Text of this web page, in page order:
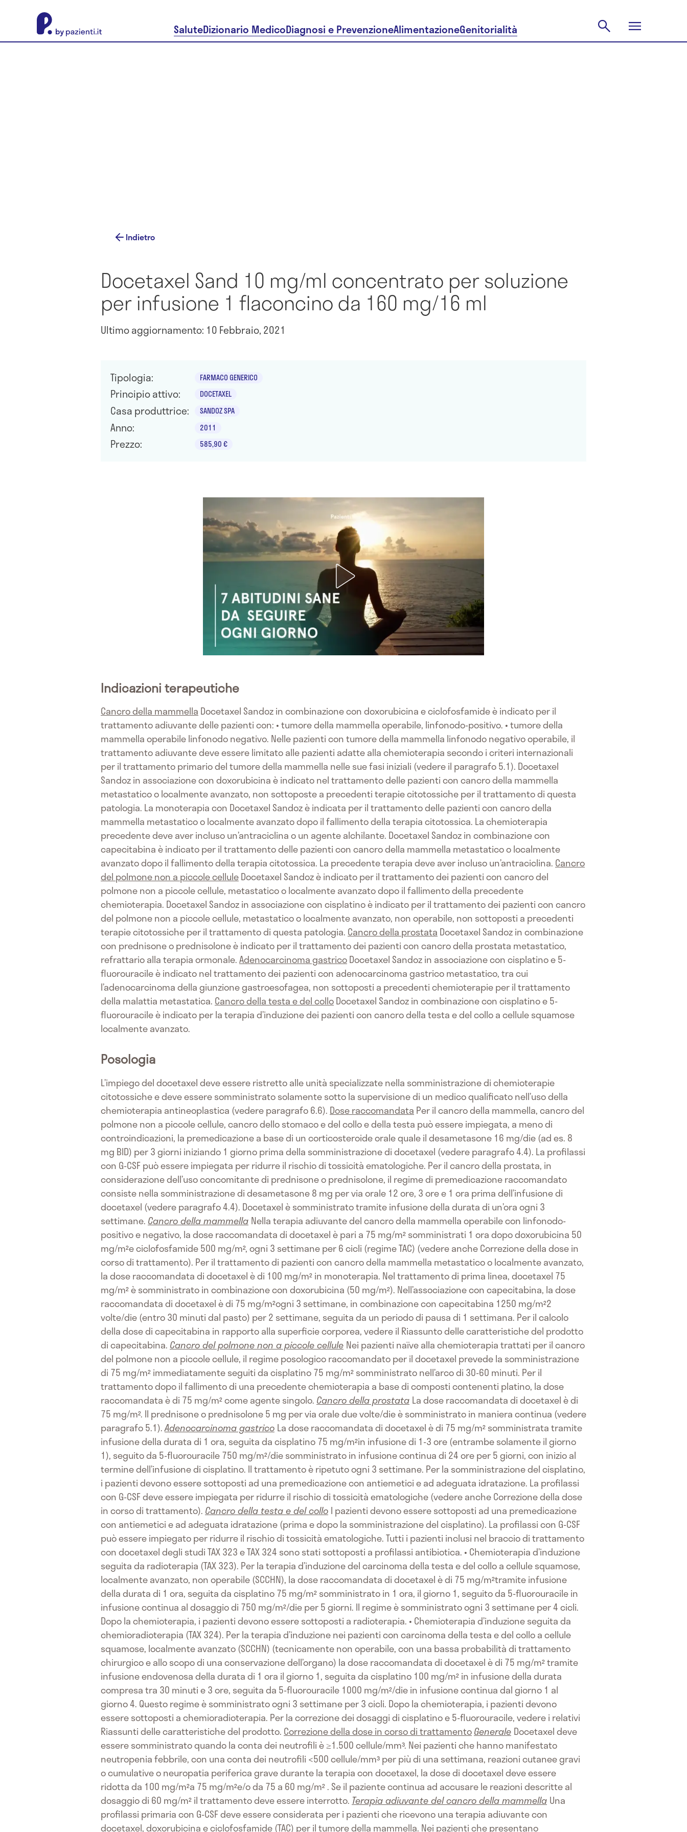
SaluteDizionario MedicoDiagnosi e PrevenzioneAlimentazioneGenitorialità
Indietro
Docetaxel Sand 10 mg/ml concentrato per soluzione
per infusione 1 flaconcino da 160 mg/16 ml
Ultimo aggiornamento: 10 Febbraio, 2021
Tipologia: FARMACO GENERICO
Principio attivo: DOCETAXEL
Casa produttrice: SANDOZ SPA
Anno: 2011
Prezzo: 585,90 €
Indicazioni terapeutiche
Cancro della mammella Docetaxel Sandoz in combinazione con doxorubicina e ciclofosfamide è indicato per il
trattamento adiuvante delle pazienti con: • tumore della mammella operabile, linfonodo-positivo. • tumore della
mammella operabile linfonodo negativo. Nelle pazienti con tumore della mammella linfonodo negativo operabile, il
trattamento adiuvante deve essere limitato alle pazienti adatte alla chemioterapia secondo i criteri internazionali
per il trattamento primario del tumore della mammella nelle sue fasi iniziali (vedere il paragrafo 5.1). Docetaxel
Sandoz in associazione con doxorubicina è indicato nel trattamento delle pazienti con cancro della mammella
metastatico o localmente avanzato, non sottoposte a precedenti terapie citotossiche per il trattamento di questa
patologia. La monoterapia con Docetaxel Sandoz è indicata per il trattamento delle pazienti con cancro della
mammella metastatico o localmente avanzato dopo il fallimento della terapia citotossica. La chemioterapia
precedente deve aver incluso un’antraciclina o un agente alchilante. Docetaxel Sandoz in combinazione con
capecitabina è indicato per il trattamento delle pazienti con cancro della mammella metastatico o localmente
avanzato dopo il fallimento della terapia citotossica. La precedente terapia deve aver incluso un’antraciclina. Cancro
del polmone non a piccole celluleDocetaxel Sandoz è indicato per il trattamento dei pazienti con cancro del
polmone non a piccole cellule, metastatico o localmente avanzato dopo il fallimento della precedente
chemioterapia. Docetaxel Sandoz in associazione con cisplatino è indicato per il trattamento dei pazienti con cancro
del polmone non a piccole cellule, metastatico o localmente avanzato, non operabile, non sottoposti a precedenti
terapie citotossiche per il trattamento di questa patologia. Cancro della prostata Docetaxel Sandoz in combinazione
con prednisone o prednisolone è indicato per il trattamento dei pazienti con cancro della prostata metastatico,
refrattario alla terapia ormonale.Adenocarcinoma gastricoDocetaxel Sandoz in associazione con cisplatino e 5-
fluorouracile è indicato nel trattamento dei pazienti con adenocarcinoma gastrico metastatico, tra cui
l’adenocarcinoma della giunzione gastroesofagea, non sottoposti a precedenti chemioterapie per il trattamento
della malattia metastatica. Cancro della testa e del colloDocetaxel Sandoz in combinazione con cisplatino e 5-
fluorouracile è indicato per la terapia d’induzione dei pazienti con cancro della testa e del collo a cellule squamose
localmente avanzato.
Posologia
L’impiego del docetaxel deve essere ristretto alle unità specializzate nella somministrazione di chemioterapie
citotossiche e deve essere somministrato solamente sotto la supervisione di un medico qualificato nell’uso della
chemioterapia antineoplastica (vedere paragrafo 6.6). Dose raccomandata Per il cancro della mammella, cancro del
polmone non a piccole cellule, cancro dello stomaco e del collo e della testa può essere impiegata, a meno di
controindicazioni, la premedicazione a base di un corticosteroide orale quale il desametasone 16 mg/die (ad es. 8
mg BID) per 3 giorni iniziando 1 giorno prima della somministrazione di docetaxel (vedere paragrafo 4.4). La profilassi
con G-CSF può essere impiegata per ridurre il rischio di tossicità ematologiche. Per il cancro della prostata, in
considerazione dell’uso concomitante di prednisone o prednisolone, il regime di premedicazione raccomandato
consiste nella somministrazione di desametasone 8 mg per via orale 12 ore, 3 ore e 1 ora prima dell’infusione di
docetaxel (vedere paragrafo 4.4). Docetaxel è somministrato tramite infusione della durata di un’ora ogni 3
settimane. Cancro della mammella Nella terapia adiuvante del cancro della mammella operabile con linfonodo-
positivo e negativo, la dose raccomandata di docetaxel è pari a 75 mg/m² somministrati 1 ora dopo doxorubicina 50
mg/m²e ciclofosfamide 500 mg/m², ogni 3 settimane per 6 cicli (regime TAC) (vedere anche Correzione della dose in
corso di trattamento). Per il trattamento di pazienti con cancro della mammella metastatico o localmente avanzato,
la dose raccomandata di docetaxel è di 100 mg/m² in monoterapia. Nel trattamento di prima linea, docetaxel 75
mg/m² è somministrato in combinazione con doxorubicina (50 mg/m²). Nell’associazione con capecitabina, la dose
raccomandata di docetaxel è di 75 mg/m²ogni 3 settimane, in combinazione con capecitabina 1250 mg/m²2
volte/die (entro 30 minuti dal pasto) per 2 settimane, seguita da un periodo di pausa di 1 settimana. Per il calcolo
della dose di capecitabina in rapporto alla superficie corporea, vedere il Riassunto delle caratteristiche del prodotto
di capecitabina. Cancro del polmone non a piccole cellule Nei pazienti naïve alla chemioterapia trattati per il cancro
del polmone non a piccole cellule, il regime posologico raccomandato per il docetaxel prevede la somministrazione
di 75 mg/m² immediatamente seguiti da cisplatino 75 mg/m² somministrato nell’arco di 30-60 minuti. Per il
trattamento dopo il fallimento di una precedente chemioterapia a base di composti contenenti platino, la dose
raccomandata è di 75 mg/m² come agente singolo. Cancro della prostata La dose raccomandata di docetaxel è di
75 mg/m². Il prednisone o prednisolone 5 mg per via orale due volte/die è somministrato in maniera continua (vedere
paragrafo 5.1).Adenocarcinoma gastrico La dose raccomandata di docetaxel è di 75 mg/m² somministrata tramite
infusione della durata di 1 ora, seguita da cisplatino 75 mg/m²in infusione di 1-3 ore (entrambe solamente il giorno
1), seguito da 5-fluorouracile 750 mg/m²/die somministrato in infusione continua di 24 ore per 5 giorni, con inizio al
termine dell’infusione di cisplatino. Il trattamento è ripetuto ogni 3 settimane. Per la somministrazione del cisplatino,
i pazienti devono essere sottoposti ad una premedicazione con antiemetici e ad adeguata idratazione. La profilassi
con G-CSF deve essere impiegata per ridurre il rischio di tossicità ematologiche (vedere anche Correzione della dose
in corso di trattamento). Cancro della testa e del collo I pazienti devono essere sottoposti ad una premedicazione
con antiemetici e ad adeguata idratazione (prima e dopo la somministrazione del cisplatino). La profilassi con G-CSF
può essere impiegato per ridurre il rischio di tossicità ematologiche. Tutti i pazienti inclusi nel braccio di trattamento
con docetaxel degli studi TAX 323 e TAX 324 sono stati sottoposti a profilassi antibiotica. • Chemioterapia d’induzione
seguita da radioterapia (TAX 323). Per la terapia d’induzione del carcinoma della testa e del collo a cellule squamose,
localmente avanzato, non operabile (SCCHN), la dose raccomandata di docetaxel è di 75 mg/m²tramite infusione
della durata di 1 ora, seguita da cisplatino 75 mg/m² somministrato in 1 ora, il giorno 1, seguito da 5-fluorouracile in
infusione continua al dosaggio di 750 mg/m²/die per 5 giorni. Il regime è somministrato ogni 3 settimane per 4 cicli.
Dopo la chemioterapia, i pazienti devono essere sottoposti a radioterapia. • Chemioterapia d’induzione seguita da
chemioradioterapia (TAX 324). Per la terapia d’induzione nei pazienti con carcinoma della testa e del collo a cellule
squamose, localmente avanzato (SCCHN) (tecnicamente non operabile, con una bassa probabilità di trattamento
chirurgico e allo scopo di una conservazione dell’organo) la dose raccomandata di docetaxel è di 75 mg/m² tramite
infusione endovenosa della durata di 1 ora il giorno 1, seguita da cisplatino 100 mg/m² in infusione della durata
compresa tra 30 minuti e 3 ore, seguita da 5-fluorouracile 1000 mg/m²/die in infusione continua dal giorno 1 al
giorno 4. Questo regime è somministrato ogni 3 settimane per 3 cicli. Dopo la chemioterapia, i pazienti devono
essere sottoposti a chemioradioterapia. Per la correzione dei dosaggi di cisplatino e 5-fluorouracile, vedere i relativi
Riassunti delle caratteristiche del prodotto. Correzione della dose in corso di trattamentoGenerale Docetaxel deve
essere somministrato quando la conta dei neutrofili è ≥1.500 cellule/mm³. Nei pazienti che hanno manifestato
neutropenia febbrile, con una conta dei neutrofili <500 cellule/mm³ per più di una settimana, reazioni cutanee gravi
o cumulative o neuropatia periferica grave durante la terapia con docetaxel, la dose di docetaxel deve essere
ridotta da 100 mg/m²a 75 mg/m²e/o da 75 a 60 mg/m² . Se il paziente continua ad accusare le reazioni descritte al
dosaggio di 60 mg/m² il trattamento deve essere interrotto. Terapia adiuvante del cancro della mammella Una
profilassi primaria con G-CSF deve essere considerata per i pazienti che ricevono una terapia adiuvante con
docetaxel, doxorubicina e ciclofosfamide (TAC) per il tumore della mammella. Nei pazienti che presentano